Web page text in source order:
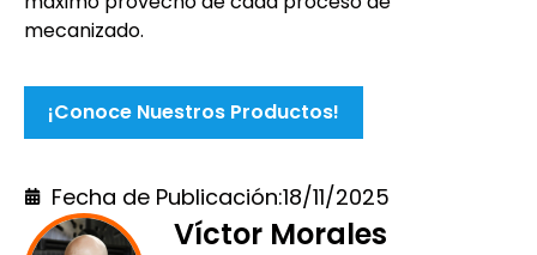
mecanizado.
¡Conoce Nuestros Productos!
Fecha de Publicación:18/11/2025
Víctor Morales